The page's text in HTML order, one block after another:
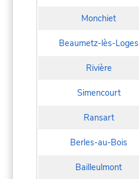
Monchiet
Beaumetz-lès-Loges
Rivière
Simencourt
Ransart
Berles-au-Bois
Bailleulmont